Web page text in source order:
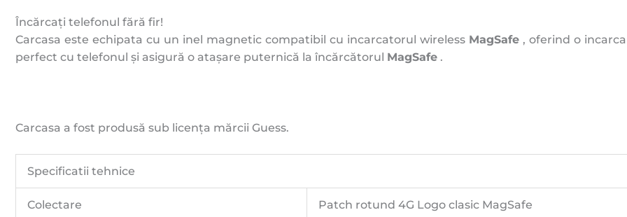
Încărcați telefonul fără fir!
Carcasa este echipata cu un inel magnetic compatibil cu incarcatorul wireless MagSafe , oferind o
perfect cu telefonul și asigură o atașare puternică la încărcătorul MagSafe .
Carcasa a fost produsă sub licența mărcii Guess.
Specificatii tehnice
Colectare Patch rotund 4G Logo clasic MagSafe